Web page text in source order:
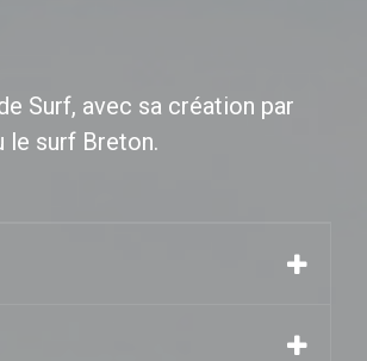
Surf, avec sa création par
le surf Breton.